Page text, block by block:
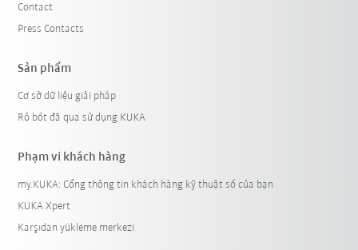
Contact
Press Contacts
Sản phẩm
Cơ sở dữ liệu giải pháp
Rô bốt đã qua sử dụng KUKA
Phạm vi khách hàng
my.KUKA: Cổng thông tin khách hàng kỹ thuật số của bạn
KUKA Xpert
Karşıdan yükleme merkezi